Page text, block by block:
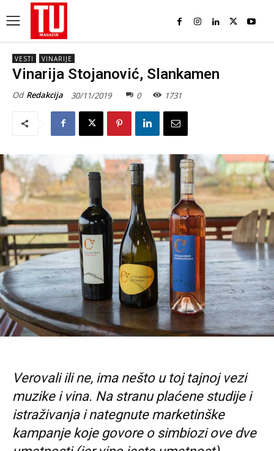
VESTI VINARIJE
Vinarija Stojanović, Slankamen
Od Redakcija 30/11/2019 0 1731
Verovali ili ne, ima nešto u toj tajnoj vezi
muzike i vina. Na stranu plaćene studije i
istraživanja i nategnute marketinške
kampanje koje govore o simbiozi ove dve